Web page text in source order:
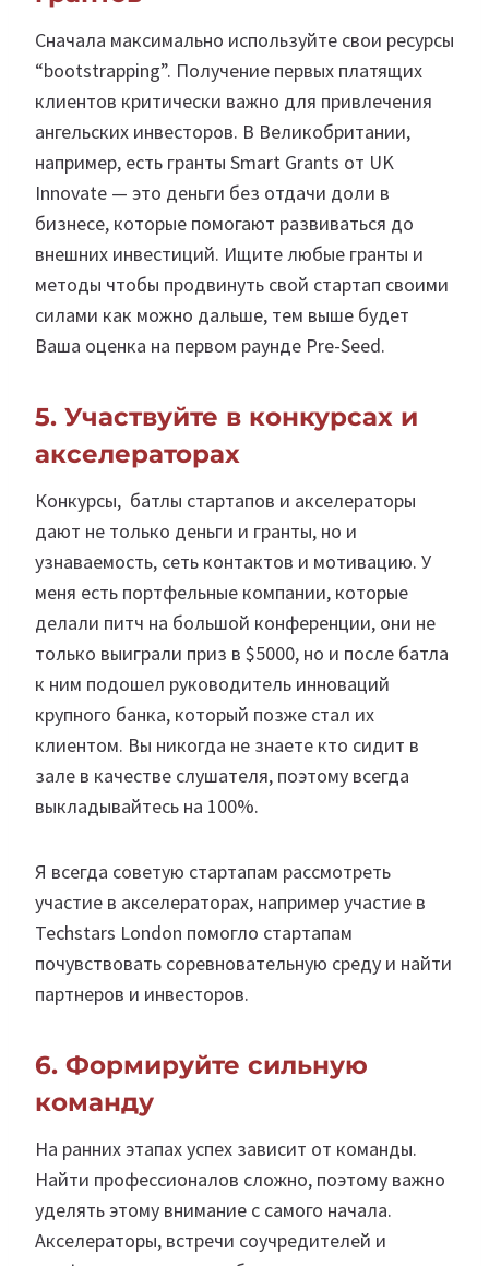
Сначала максимально используйте свои ресурсы
“bootstrapping”. Получение первых платящих
клиентов критически важно для привлечения
ангельских инвесторов. В Великобритании,
например, есть гранты Smart Grants от UK
Innovate — это деньги без отдачи доли в
бизнесе, которые помогают развиваться до
внешних инвестиций. Ищите любые гранты и
методы чтобы продвинуть свой стартап своими
силами как можно дальше, тем выше будет
Ваша оценка на первом раунде Pre-Seed.
5. Участвуйте в конкурсах и
акселераторах
Конкурсы, батлы стартапов и акселераторы
дают не только деньги и гранты, но и
узнаваемость, сеть контактов и мотивацию. У
меня есть портфельные компании, которые
делали питч на большой конференции, они не
только выиграли приз в $5000, но и после батла
к ним подошел руководитель инноваций
крупного банка, который позже стал их
клиентом. Вы никогда не знаете кто сидит в
зале в качестве слушателя, поэтому всегда
выкладывайтесь на 100%.
Я всегда советую стартапам рассмотреть
участие в акселераторах, например участие в
Techstars London помогло стартапам
почувствовать соревновательную среду и найти
партнеров и инвесторов.
6. Формируйте сильную
команду
На ранних этапах успех зависит от команды.
Найти профессионалов сложно, поэтому важно
уделять этому внимание с самого начала.
Акселераторы, встречи соучредителей и